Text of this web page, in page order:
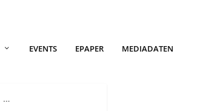
EVENTS EPAPER MEDIADATEN